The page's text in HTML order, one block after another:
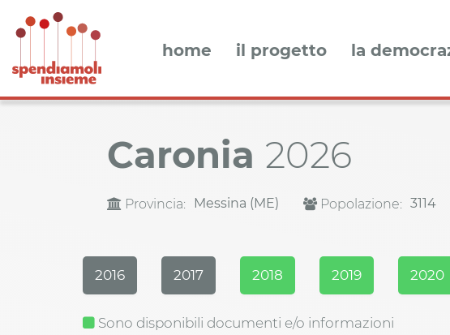
home il progetto la
Caronia 2026
Provincia: Messina (ME) Popolazione: 3114
2016 2017 2018 2019 2020
Sono disponibili documenti e/o informazioni